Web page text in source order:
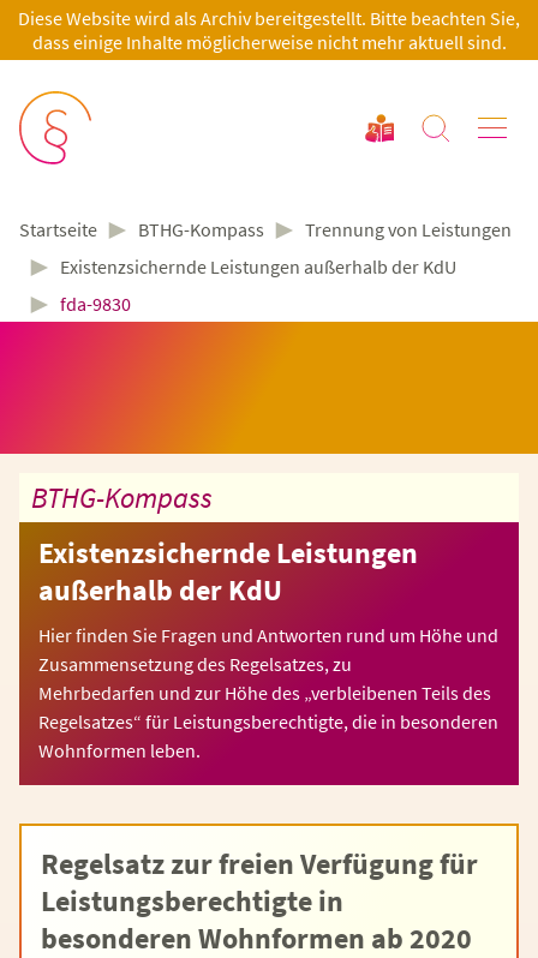
Diese Website wird als Archiv bereitgestellt. Bitte beachten Sie,
dass einige Inhalte möglicherweise nicht mehr aktuell sind.
Startseite ► BTHG-Kompass ► Trennung von Leistungen
► Existenzsichernde Leistungen außerhalb der KdU
► fda-9830
BTHG-Kompass
Existenzsichernde Leistungen
außerhalb der KdU
Hier finden Sie Fragen und Antworten rund um Höhe und
Zusammensetzung des Regelsatzes, zu
Mehrbedarfen und zur Höhe des „verbleibenen Teils des
Regelsatzes“ für Leistungsberechtigte, die in besonderen
Wohnformen leben.
Regelsatz zur freien Verfügung für
Leistungsberechtigte in
besonderen Wohnformen ab 2020